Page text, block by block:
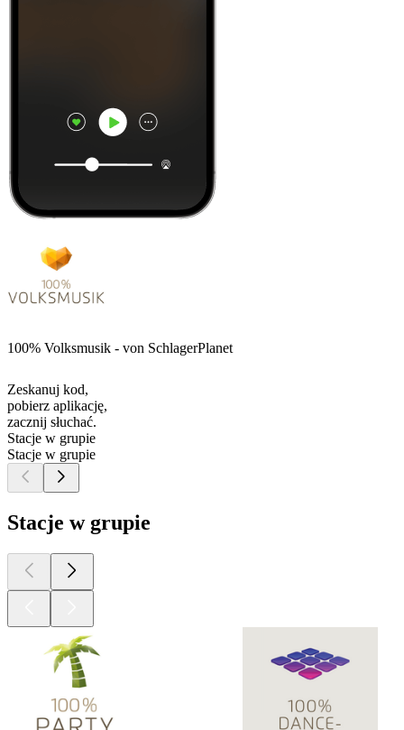
100% Volksmusik - von SchlagerPlanet
Zeskanuj kod,
pobierz aplikację,
zacznij słuchać.
Stacje w grupie
Stacje w grupie
Stacje w grupie